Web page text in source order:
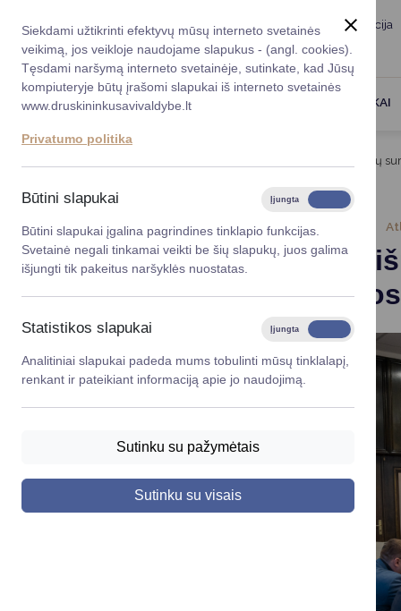
Siekdami užtikrinti efektyvų mūsų interneto svetainės
veikimą, jos veikloje naudojame slapukus - (angl. cookies).
Tęsdami naršymą interneto svetainėje, sutinkate, kad Jūsų
kompiuteryje būtų įrašomi slapukai iš interneto svetainės
www.druskininkusavivaldybe.lt
Privatumo politika
Būtini slapukai Įjungta
Būtini slapukai įgalina pagrindines tinklapio funkcijas.
Svetainė negali tinkamai veikti be šių slapukų, juos galima
išjungti tik pakeitus naršyklės nuostatas.
Statistikos slapukai Įjungta
Analitiniai slapukai padeda mums tobulinti mūsų tinklalapį,
renkant ir pateikiant informaciją apie jo naudojimą.
Sutinku su pažymėtais
Sutinku su visais
Taryba Meras
Registruokitės
Vicemerai
Mero patarėja
Administracija
Savivaldybės
Planavimo
Korupcijos
Viešieji
Lygios
Savivaldybės
Finansų
Organizacinė
Karjera DUK
DRUSKININKAI
Keisis mišrių ir maisto atliekų
2026-01-30
Keisis